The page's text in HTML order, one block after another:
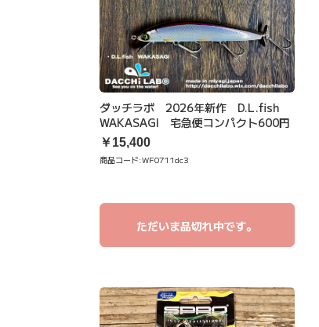
ダッチラボ 2026年新作 D.L.fish
WAKASAGI 宅急便コンパクト600円
￥15,400
商品コード:WF0711dc3
ただいま品切れ中です。